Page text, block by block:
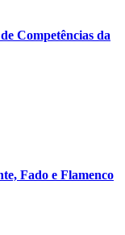
Competências da
Fado e Flamenco